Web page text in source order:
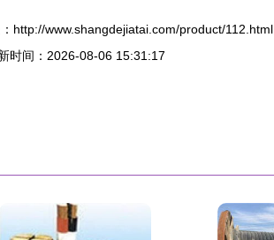
http://www.shangdejiatai.com/product/112.html
时间：2026-08-06 15:31:17